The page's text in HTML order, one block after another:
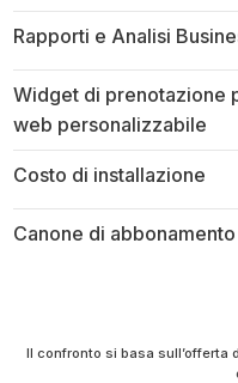
Rapporti e Analisi
Widget di prenotazione
web personalizzabile
Costo di installazione
Canone di
Il confronto si basa sull’offerta